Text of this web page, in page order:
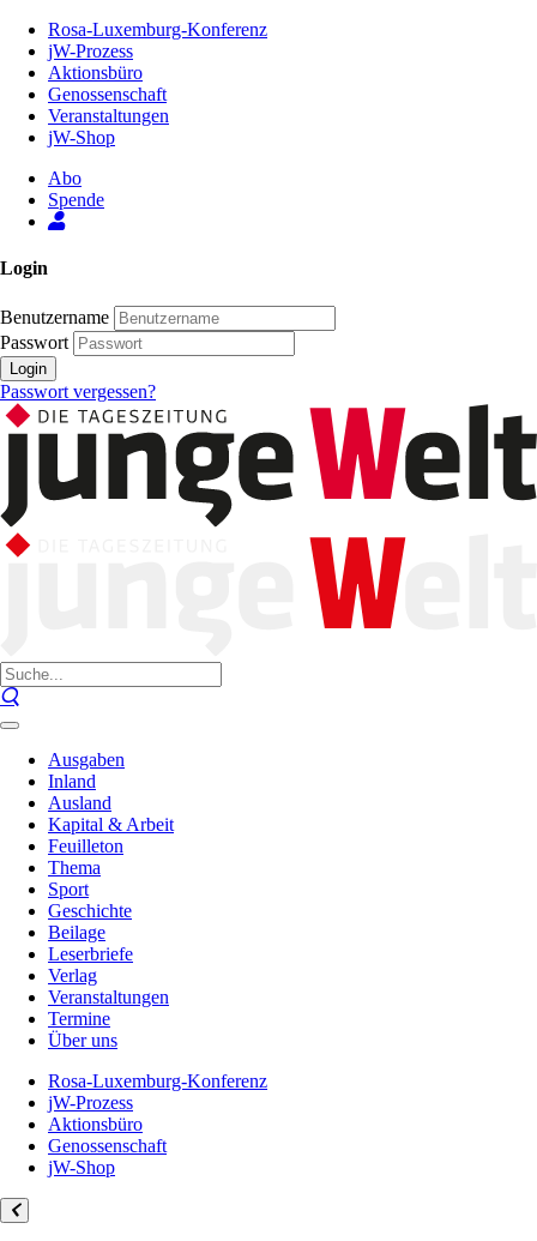
Inhalt
Seite
Rosa-Luxemburg-Konferenz
jW-Prozess
Aktionsbüro
Genossenschaft
Veranstaltungen
jW-Shop
Abo
Spende
Login
Benutzername
Passwort
Login
Passwort vergessen?
Ausgaben
Inland
Ausland
Kapital & Arbeit
Feuilleton
Thema
Sport
Geschichte
Beilage
Leserbriefe
Verlag
Veranstaltungen
Termine
Über uns
Rosa-Luxemburg-Konferenz
jW-Prozess
Aktionsbüro
Genossenschaft
jW-Shop